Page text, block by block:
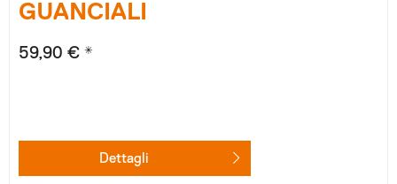
GUANCIALI
59,90 € *
Dettagli